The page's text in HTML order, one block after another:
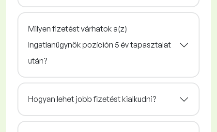
Milyen fizetést várhatok a(z)
Ingatlanügynök pozíción 5 év tapasztalat
után?
Hogyan lehet jobb fizetést kialkudni?